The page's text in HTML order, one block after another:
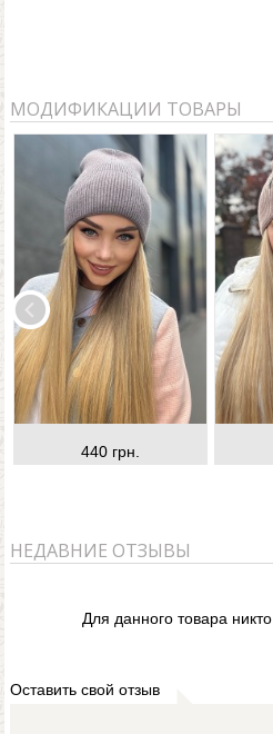
МОДИФИКАЦИИ ТОВАРЫ
440 грн.
НЕДАВНИЕ ОТЗЫВЫ
Для данного товара
Оставить свой отзыв